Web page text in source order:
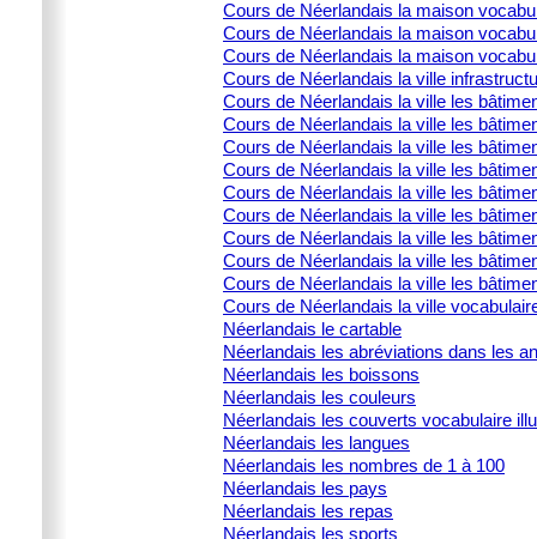
Cours de Néerlandais la maison
Cours de Néerlandais la maison
Cours de Néerlandais la maison
Cours de Néerlandais la ville
Cours de Néerlandais la ville les
Cours de Néerlandais la ville les
Cours de Néerlandais la ville les
Cours de Néerlandais la ville les
Cours de Néerlandais la ville les
Cours de Néerlandais la ville les
Cours de Néerlandais la ville les
Cours de Néerlandais la ville les
Cours de Néerlandais la ville les
Cours de Néerlandais la ville
Néerlandais le cartable
Néerlandais les abréviations dans les
Néerlandais les boissons
Néerlandais les couleurs
Néerlandais les couverts vocabulaire
Néerlandais les langues
Néerlandais les nombres de 1 à 100
Néerlandais les pays
Néerlandais les repas
Néerlandais les sports